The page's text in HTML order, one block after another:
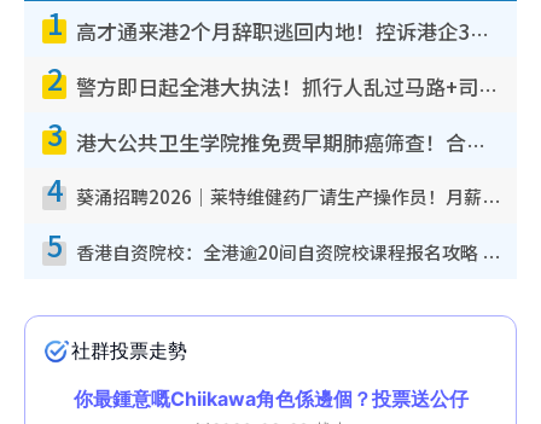
1 高才通来港2个月辞职逃回内地！控诉港企3宗罪，叹微管理极窒息
2 警方即日起全港大执法！抓行人乱过马路+司机不专注驾驶！乱过马路罚$2000
3 港大公共卫生学院推免费早期肺癌筛查！合资格人士将获全额资助定期血液化验/电脑断层扫描/风险评估
4 葵涌招聘2026｜莱特维健药厂请生产操作员！月薪高达$1.7万 冷气厂房/五天工作/保障双粮
5 香港自资院校：全港逾20间自资院校课程报名攻略 留位费可退/申请日期/报名链接